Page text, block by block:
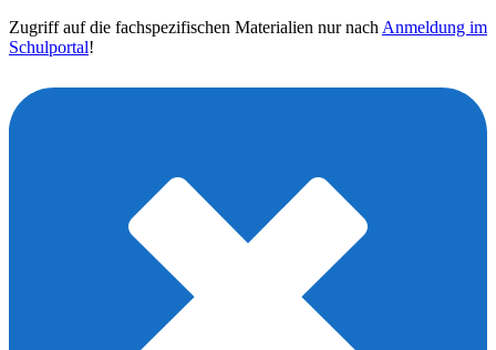
Zugriff auf die fachspezifischen Materialien nur nach Anmeldung im
Schulportal!